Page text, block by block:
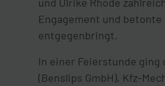
Engagement und
entgegenbringt.
In einer Feierstunde ging
(Benslips GmbH), Kfz-